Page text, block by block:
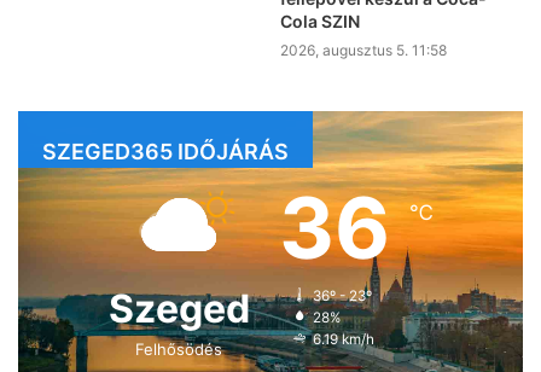
Cola SZIN
2026, augusztus 5. 11:58
SZEGED365 IDŐJÁRÁS
Szeged
Felhősödés
36℃
36º - 23º
28%
6.19 km/h